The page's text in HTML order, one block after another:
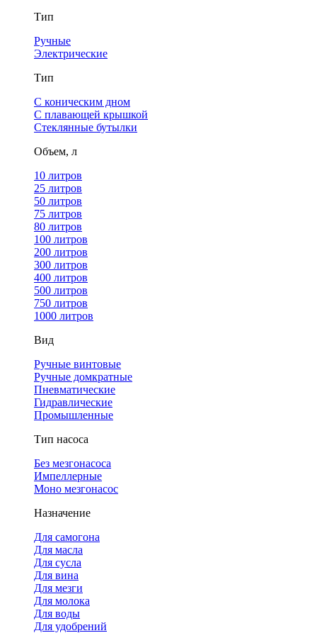
Тип
Ручные
Электрические
Тип
С коническим дном
С плавающей крышкой
Стеклянные бутылки
Объем, л
10 литров
25 литров
50 литров
75 литров
80 литров
100 литров
200 литров
300 литров
400 литров
500 литров
750 литров
1000 литров
Вид
Ручные винтовые
Ручные домкратные
Пневматические
Гидравлические
Промышленные
Тип насоса
Без мезгонасоса
Импеллерные
Моно мезгонасос
Назначение
Для самогона
Для масла
Для сусла
Для вина
Для мезги
Для молока
Для воды
Для удобрений